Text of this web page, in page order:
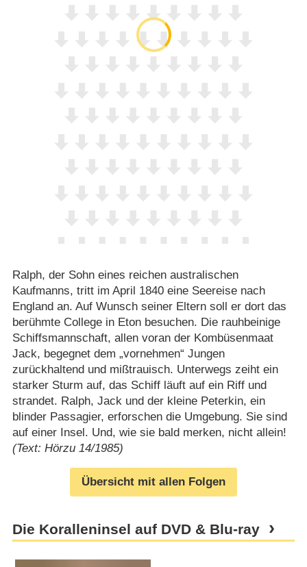
Ralph, der Sohn eines reichen australischen
Kaufmanns, tritt im April 1840 eine Seereise nach
England an. Auf Wunsch seiner Eltern soll er dort das
berühmte College in Eton besuchen. Die rauhbeinige
Schiffsmannschaft, allen voran der Kombüsenmaat
Jack, begegnet dem „vornehmen“ Jungen
zurückhaltend und mißtrauisch. Unterwegs zeiht ein
starker Sturm auf, das Schiff läuft auf ein Riff und
strandet. Ralph, Jack und der kleine Peterkin, ein
blinder Passagier, erforschen die Umgebung. Sie sind
auf einer Insel. Und, wie sie bald merken, nicht allein!
(Text: Hörzu 14/1985)
Übersicht mit allen Folgen
Die Koralleninsel auf DVD & Blu-ray